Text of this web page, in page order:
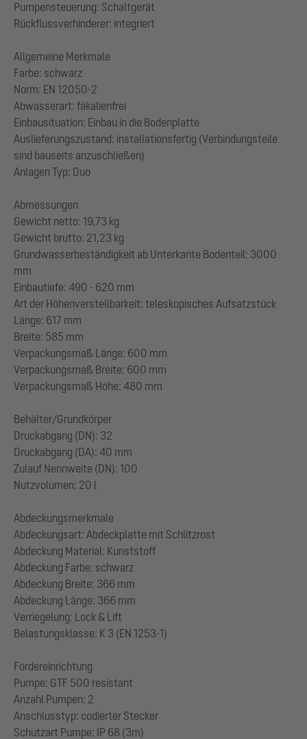
Pumpensteuerung: Schaltgerät
Rückflussverhinderer: integriert
Allgemeine Merkmale
Farbe: schwarz
Norm: EN 12050-2
Abwasserart: fäkalienfrei
Einbausituation: Einbau in die Bodenplatte
Auslieferungszustand: installationsfertig (Verbindungsteile
sind bauseits anzuschließen)
Anlagen Typ: Duo
Abmessungen
Gewicht netto: 19,73 kg
Gewicht brutto: 21,23 kg
Grundwasserbeständigkeit ab Unterkante Bodenteil: 3000
mm
Einbautiefe: 490 - 620 mm
Art der Höhenverstellbarkeit: teleskopisches Aufsatzstück
Länge: 617 mm
Breite: 585 mm
Verpackungsmaß Länge: 600 mm
Verpackungsmaß Breite: 600 mm
Verpackungsmaß Höhe: 480 mm
Behälter/Grundkörper
Druckabgang (DN): 32
Druckabgang (DA): 40 mm
Zulauf Nennweite (DN): 100
Nutzvolumen: 20 l
Abdeckungsmerkmale
Abdeckungsart: Abdeckplatte mit Schlitzrost
Abdeckung Material: Kunststoff
Abdeckung Farbe: schwarz
Abdeckung Breite: 366 mm
Abdeckung Länge: 366 mm
Verriegelung: Lock & Lift
Belastungsklasse: K 3 (EN 1253-1)
Fördereinrichtung
Pumpe: GTF 500 resistant
Anzahl Pumpen: 2
Anschlusstyp: codierter Stecker
Schutzart Pumpe: IP 68 (3m)